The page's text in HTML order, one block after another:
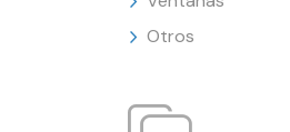
Otros